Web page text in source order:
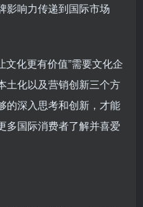
影响力传递到国际市场
文化更有价值”需要文化企
土化以及营销创新三个方
的深入思考和创新，才能
多国际消费者了解并喜爱